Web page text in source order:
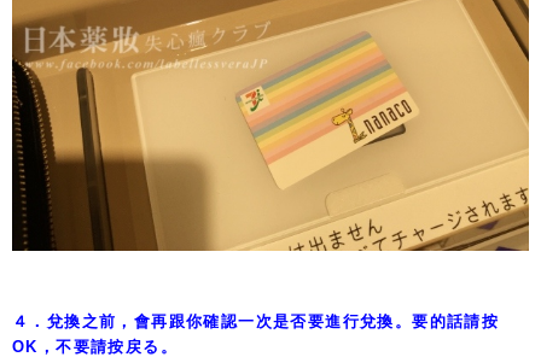
４．兌換之前，會再跟你確認一次是否要進行兌換。要的話請按
OK，不要請按戻る。